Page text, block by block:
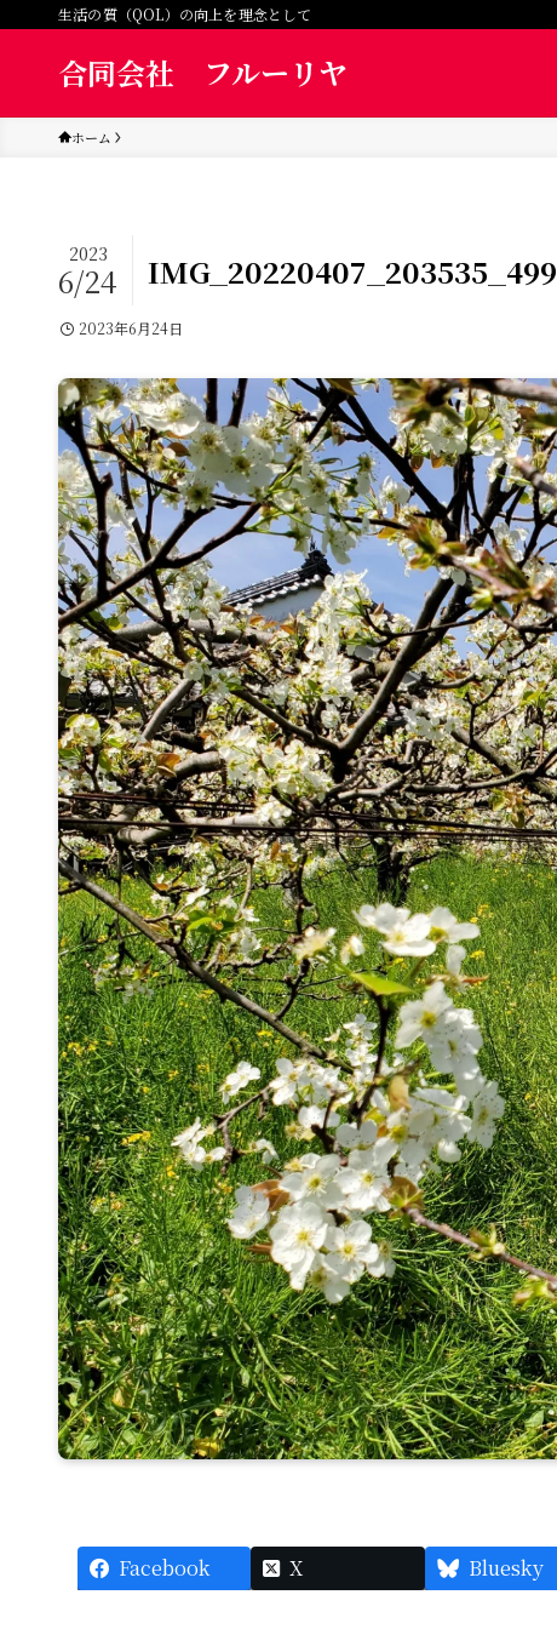
生活の質（QOL）の向上を理念として
合同会社 フルーリヤ
ホーム
IMG_20220407_203535_499
2023
6/24
2023年6月24日
Facebook X Bluesky